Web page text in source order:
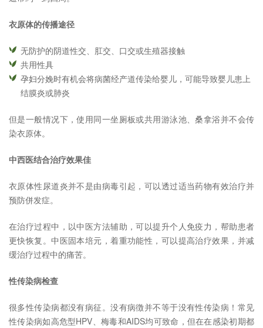
衣原体的传播途径
无防护的阴道性交、肛交、口交或生殖器接触
共用性具
孕妇分娩时有机会将病菌经产道传染给婴儿，可能导致婴儿患上
结膜炎或肺炎
但是一般情况下，使用同一坐厕板或共用游泳池、桑拿浴并不会传
染衣原体。
中西医结合治疗效果佳
衣原体性尿道炎并不是由病毒引起，可以透过适当药物有效治疗并
预防併发症。
在治疗过程中，以中医方法辅助，可以提升个人免疫力，帮助患者
更快恢复。中医固本培元，着重功能性，可以提高治疗效果，并减
缓治疗过程中的痛苦。
性传染病检查
很多性传染病都没有病征。没有病徴并不等于没有性传染病！常见
性传染病如高危型HPV、梅毒和AIDS均可致命，但在在感染初期都